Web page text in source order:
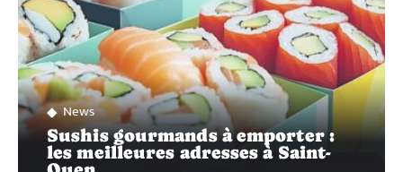
News
Sushis gourmands à emporter :
les meilleures adresses à Saint-